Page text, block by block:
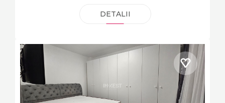
DETALII